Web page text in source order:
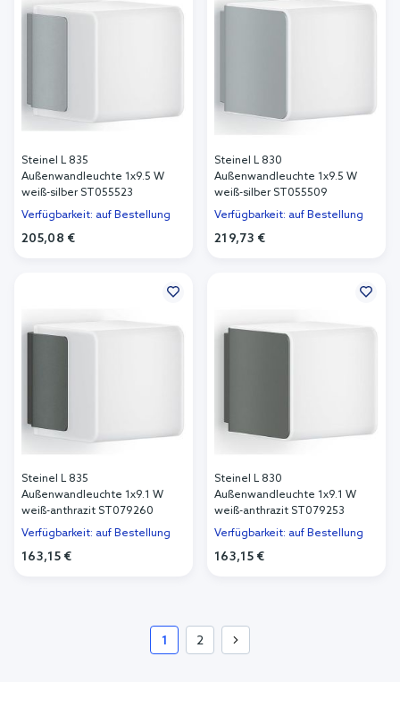
Steinel L 835
Außenwandleuchte 1x9.5 W
weiß-silber ST055523
Verfügbarkeit: auf Bestellung
205,08 €
Steinel L 830
Außenwandleuchte 1x9.5 W
weiß-silber ST055509
Verfügbarkeit: auf Bestellung
219,73 €
Steinel L 835
Außenwandleuchte 1x9.1 W
weiß-anthrazit ST079260
Verfügbarkeit: auf Bestellung
163,15 €
Steinel L 830
Außenwandleuchte 1x9.1 W
weiß-anthrazit ST079253
Verfügbarkeit: auf Bestellung
163,15 €
1 2